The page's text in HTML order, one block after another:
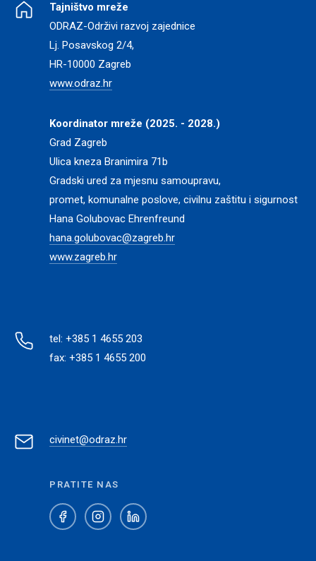
Tajništvo mreže
ODRAZ-Održivi razvoj zajednice
Lj. Posavskog 2/4,
HR-10000 Zagreb
www.odraz.hr
Koordinator mreže (2025. - 2028.)
Grad Zagreb
Ulica kneza Branimira 71b
Gradski ured za mjesnu samoupravu,
promet, komunalne poslove, civilnu zaštitu i sigurnost
Hana Golubovac Ehrenfreund
hana.golubovac@zagreb.hr
www.zagreb.hr
tel: +385 1 4655 203
fax: +385 1 4655 200
civinet@odraz.hr
PRATITE NAS